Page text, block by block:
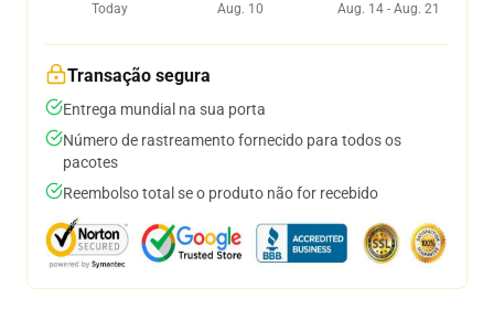
Today
Aug. 10
Aug. 14 - Aug. 21
Transação segura
Entrega mundial na sua porta
Número de rastreamento fornecido para todos os
pacotes
Reembolso total se o produto não for recebido